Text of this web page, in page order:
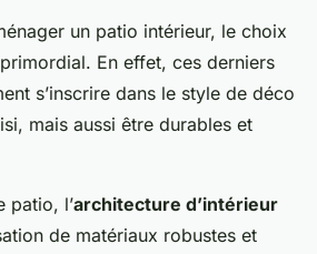
un patio intérieur, le choix
En effet, ces derniers
s’inscrire dans le style de déco
mais aussi être durables et
patio, l’architecture d’intérieur
de matériaux robustes et